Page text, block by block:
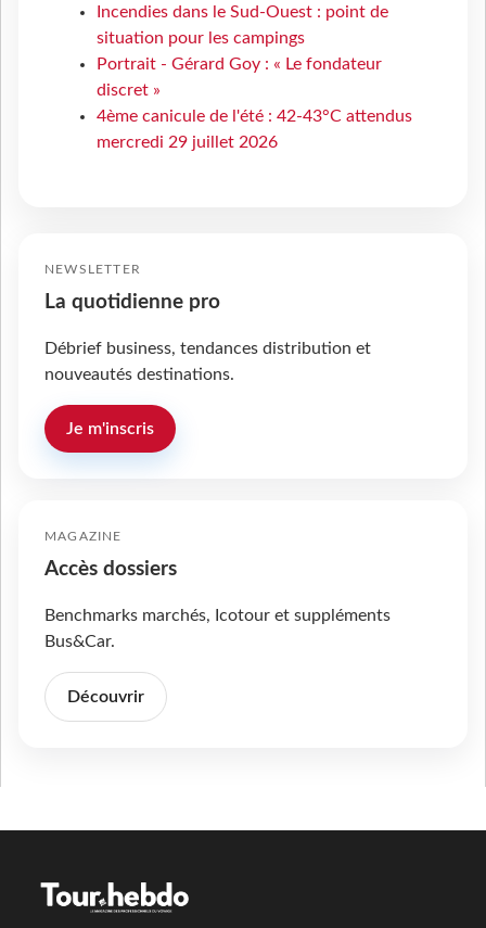
Incendies dans le Sud-Ouest : point de
situation pour les campings
Portrait - Gérard Goy : « Le fondateur
discret »
4ème canicule de l'été : 42-43°C attendus
mercredi 29 juillet 2026
NEWSLETTER
La quotidienne pro
Débrief business, tendances distribution et
nouveautés destinations.
Je m'inscris
MAGAZINE
Accès dossiers
Benchmarks marchés, Icotour et suppléments
Bus&Car.
Découvrir